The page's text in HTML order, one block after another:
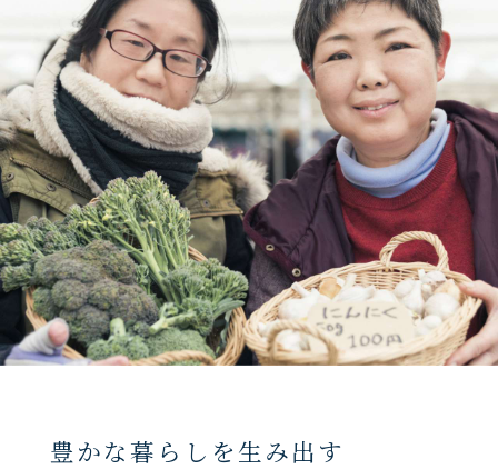
豊かな暮らしを生み出す